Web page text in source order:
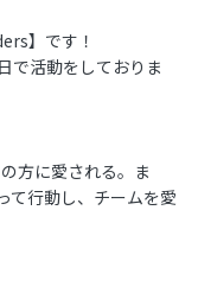
】です！
で活動をしておりま
方に愛される。ま
て行動し、チームを愛